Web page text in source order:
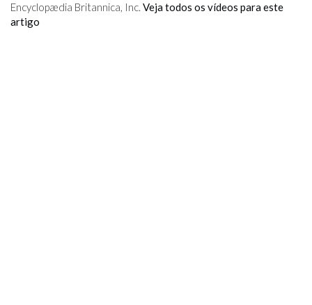
Encyclopædia Britannica, Inc. Veja todos os vídeos para este
artigo